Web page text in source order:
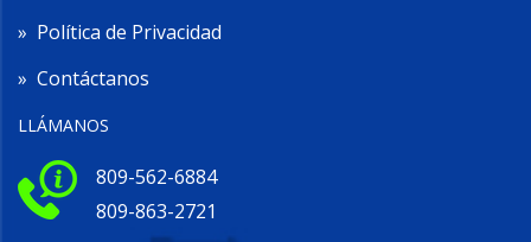
» Política de Privacidad
» Contáctanos
LLÁMANOS
809-562-6884
809-863-2721